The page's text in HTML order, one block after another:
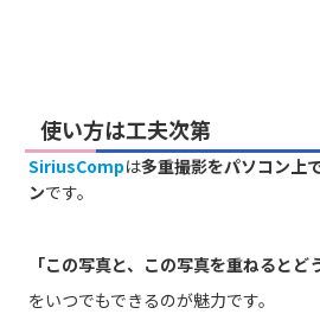
使い方は工夫次第
SiriusCompは多重撮影をパソコン上
ンです。
「この写真と、この写真を重ねるとど
をいつでもできるのが魅力です。